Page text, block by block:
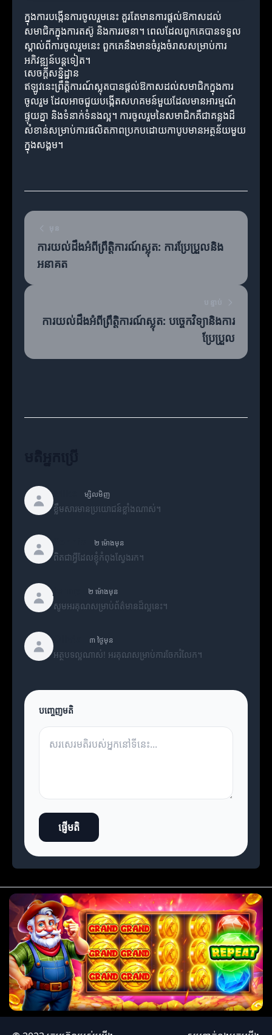
ក្នុងការបង្កើនការចូលរួមនេះ គួរតែមានការផ្តល់ឱកាសដល់
សមាជិកក្នុងការតស៊ូ និងការរចនា។ ពេលដែលពួកគេបានទទួល
ស្គាល់ពីការចូលរួមនេះ ពួកគេនឹងមានចំរូងចំរាសសម្រាប់ការ
អភិវឌ្ឍន៍បន្តទៀត។
សេចក្ដីសន្និដ្ឋាន
ឥឡូវនេះព្រឹត្តិការណ៍ស្លុតបានផ្តល់ឱកាសដល់សមាជិកក្នុងការ
ចូលរួម ដែលអាចជួយបង្កើតសហគមន៍មួយដែលមានអារម្មណ៍
ផ្ទុយគ្នា និងទំនាក់ទំនងល្អ។ ការចូលរួមនៃសមាជិកគឺជាគន្លងដ៏
សំខាន់សម្រាប់ការផលិតភាពប្រកបដោយកាបូបមានអត្ថន័យមួយ
ក្នុងសង្គម។
ការយល់ដឹងអំពីព្រឹត្តិការណ៍ស្លុត: ការប្រែប្រួលនិង
អនាគត
ការយល់ដឹងអំពីព្រឹត្តិការណ៍ស្លុត: បច្ចេកវិទ្យានិងការ
ប្រែប្រួល
ម្សិលមិញ
ខ្លឹមសារមានប្រយោជន៍ខ្លាំងណាស់។
២ ម៉ោងមុន
ពិតជាអ្វីដែលខ្ញុំកំពុងស្វែងរក។
២ ម៉ោងមុន
សូមអរគុណសម្រាប់ព័ត៌មានដ៏ល្អនេះ។
៣ ថ្ងៃមុន
អត្ថបទល្អណាស់! អរគុណសម្រាប់ការចែករំលែក។
បញ្ចេញមតិ
ផ្ញើមតិ